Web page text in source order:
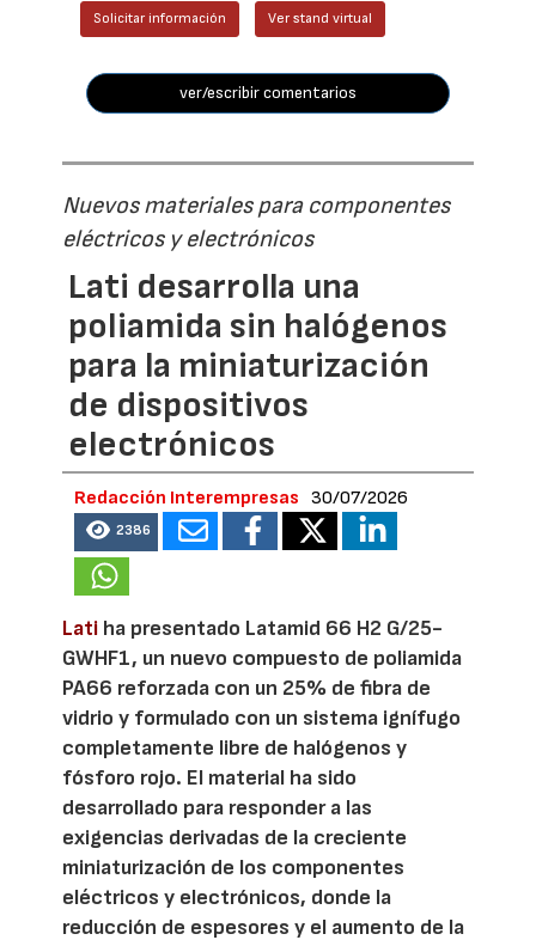
Solicitar información Ver stand virtual
ver/escribir comentarios
Nuevos materiales para componentes
eléctricos y electrónicos
Lati desarrolla una
poliamida sin halógenos
para la miniaturización
de dispositivos
electrónicos
Redacción Interempresas 30/07/2026
2386
Lati ha presentado Latamid 66 H2 G/25-
GWHF1, un nuevo compuesto de poliamida
PA66 reforzada con un 25% de fibra de
vidrio y formulado con un sistema ignífugo
completamente libre de halógenos y
fósforo rojo. El material ha sido
desarrollado para responder a las
exigencias derivadas de la creciente
miniaturización de los componentes
eléctricos y electrónicos, donde la
reducción de espesores y el aumento de la